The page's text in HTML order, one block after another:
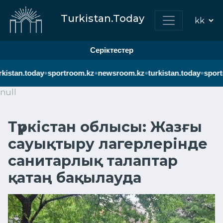
Turkistan.Today
Серіктестер
•sportroom.kz•newsroom.kz•turkistan.today•
null
Түркістан облысы: Жазғы
сауықтыру лагерлерінде
санитарлық талаптар
қатаң бақылауда